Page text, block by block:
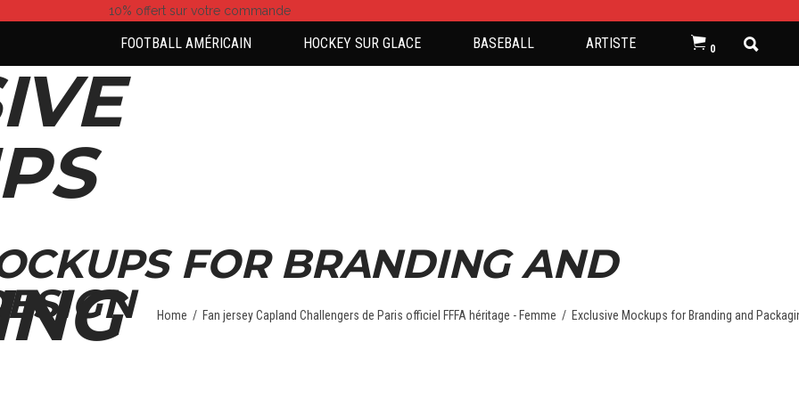
10% offert sur votre commande
FOOTBALL AMÉRICAIN HOCKEY SUR GLACE BASEBALL ARTISTE 0
Home / Fan jersey Capland Challengers de Paris officiel FFFA héritage - Femme / Exclusive Mockups for Branding and
FOR BRANDING AND